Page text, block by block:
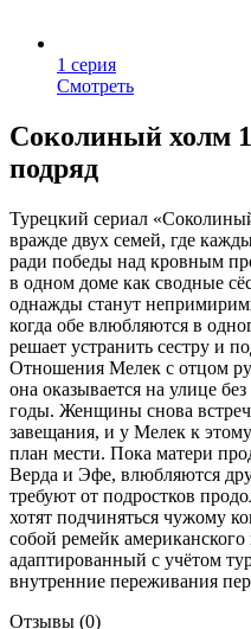
1 серия
Смотреть
Соколиный холм 1
подряд
Турецкий сериал
вражде двух семей, где
ради победы над кровным
в одном доме как сводные
однажды станут
когда обе влюбляются в
решает устранить сестру и
Отношения Мелек с отцом
она оказывается на улице
годы. Женщины снова
завещания, и у Мелек к
план мести. Пока матери
Верда и Эфе, влюбляются
требуют от подростков
хотят подчиняться чужому
собой ремейк
адаптированный с учётом
внутренние переживания
Отзывы (0)